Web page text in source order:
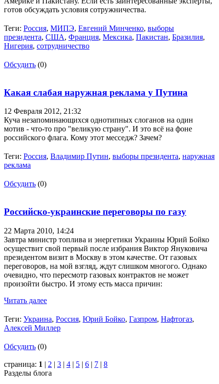
готов обсуждать условия сотружничества.
Теги: Россия, МИПЭ, Евгений Минченко, выборы
президента, США, Франция, Мексика, Пакистан, Бразилия,
Нигерия, сотрудничество
Обсудить (0)
Какая слабая наружная реклама у Путина
12 Февраля 2012, 21:32
Куча незапоминающихся однотипных слоганов на один
мотив - что-то про "великую страну". И это всё на фоне
российского флага. Кому этот месседж? Зачем?
Теги: Россия, Владимир Путин, выборы президента, наружная
реклама
Обсудить (0)
Российско-украинские переговоры по газу
22 Марта 2010, 14:24
Завтра министр топлива и энергетики Украины Юрий Бойко
осуществит свой первый после избрания Виктор Януковича
президентом визит в Москву в этом качестве. От газовых
переговоров, на мой взгляд, ждут слишком многого. Однако
очевидно, что пересмотр газовых контрактов не может
произойти быстро. И этому есть масса причин:
Читать далее
Теги: Украина, Россия, Юрий Бойко, Газпром, Нафтогаз,
Алексей Миллер
Обсудить (0)
страница: 1 | 2 | 3 | 4 | 5 | 6 | 7 | 8
Разделы блога